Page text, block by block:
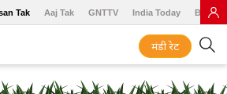
Tak Aaj Tak GNTTV India Today BT
मंडी रेट